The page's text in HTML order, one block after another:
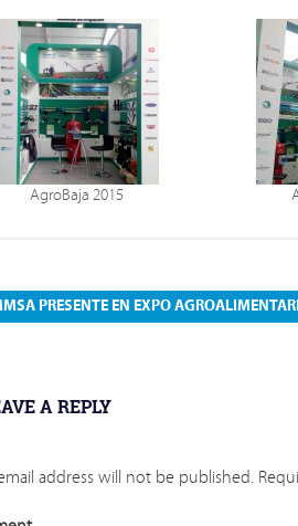
AgroBaja 2015
PRESENTE EN EXPO
A REPLY
address will not be published.